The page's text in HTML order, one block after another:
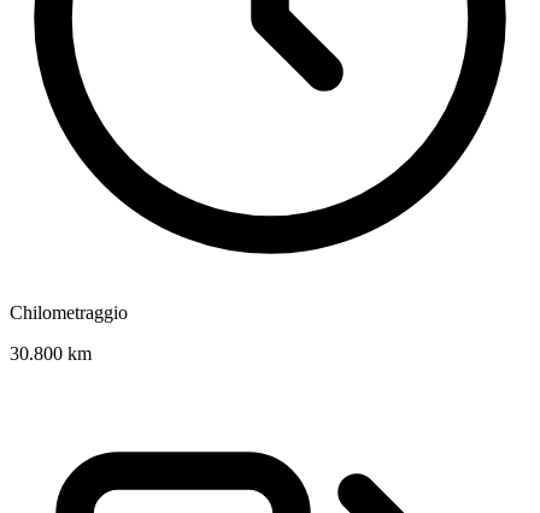
Chilometraggio
30.800 km